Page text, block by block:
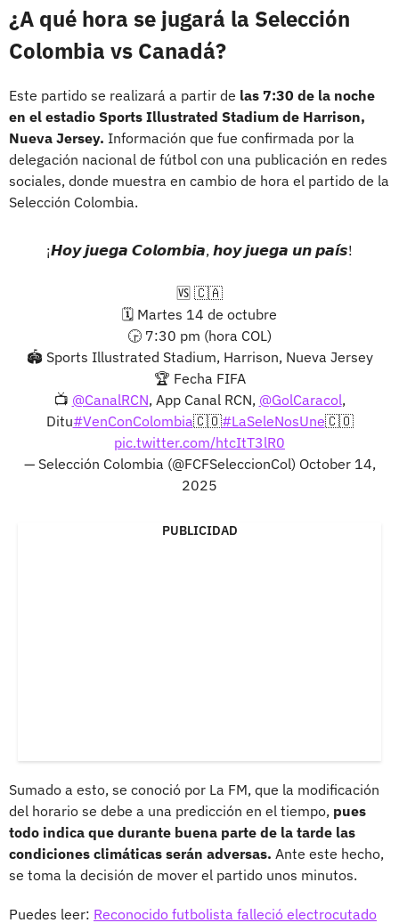
¿A qué hora se jugará la Selección
Colombia vs Canadá?
Este partido se realizará a partir de las 7:30 de la noche
en el estadio Sports Illustrated Stadium de Harrison,
Nueva Jersey. Información que fue confirmada por la
delegación nacional de fútbol con una publicación en redes
sociales, donde muestra en cambio de hora el partido de la
Selección Colombia.
¡𝙃𝙤𝙮 𝙟𝙪𝙚𝙜𝙖 𝘾𝙤𝙡𝙤𝙢𝙗𝙞𝙖, 𝙝𝙤𝙮 𝙟𝙪𝙚𝙜𝙖 𝙪𝙣 𝙥𝙖𝙞́𝙨!
🆚 🇨🇦
🗓 Martes 14 de octubre
🕞 7:30 pm (hora COL)
🏟 Sports Illustrated Stadium, Harrison, Nueva Jersey
🏆 Fecha FIFA
📺 @CanalRCN, App Canal RCN, @GolCaracol,
Ditu#VenConColombia🇨🇴#LaSeleNosUne🇨🇴
pic.twitter.com/htcItT3lR0
— Selección Colombia (@FCFSeleccionCol) October 14,
2025
PUBLICIDAD
Sumado a esto, se conoció por La FM, que la modificación
del horario se debe a una predicción en el tiempo, pues
todo indica que durante buena parte de la tarde las
condiciones climáticas serán adversas. Ante este hecho,
se toma la decisión de mover el partido unos minutos.
Puedes leer: Reconocido futbolista falleció electrocutado